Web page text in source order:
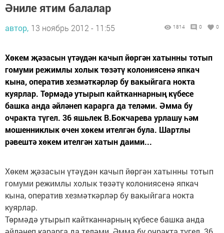
Әниле ятим балалар
автор, 13 ноябрь 2012 - 11:55 1814 0 0
Хөкем җәзасын үтәүдән качып йөргән хатынны тотып
гомуми режимлы холык төзәтү колониясенә япкач
кына, оператив хезмәткәрләр бу вакыйгага нокта
куярлар. Төрмәдә утырып кайтканнарның күбесе
башка анда әйләнеп карарга да теләми. Әмма бу
очракта түгел. 36 яшьлек В.Бокчарева урлашу һәм
мошенниклык өчен хөкем ителгән була. Шартлы
рәвештә хөкем ителгән хатын даими...
Хөкем җәзасын үтәүдән качып йөргән хатынны тотып
гомуми режимлы холык төзәтү колониясенә япкач
кына, оператив хезмәткәрләр бу вакыйгага нокта
куярлар.
Төрмәдә утырып кайтканнарның күбесе башка анда